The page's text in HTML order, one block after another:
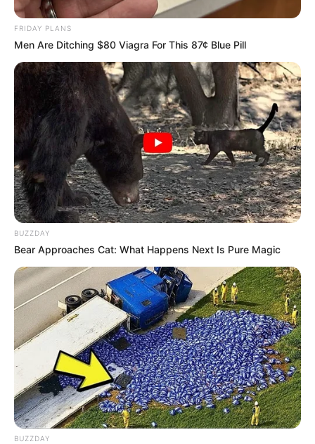
muito importantes na Educação Infantil! Você
pode trabalhar
ilustrações e muito mais!
FRIDAY PLANS
Men Are Ditching $80 Viagra For This 87¢ Blue Pill
BUZZDAY
Bear Approaches Cat: What Happens Next Is Pure Magic
BUZZDAY